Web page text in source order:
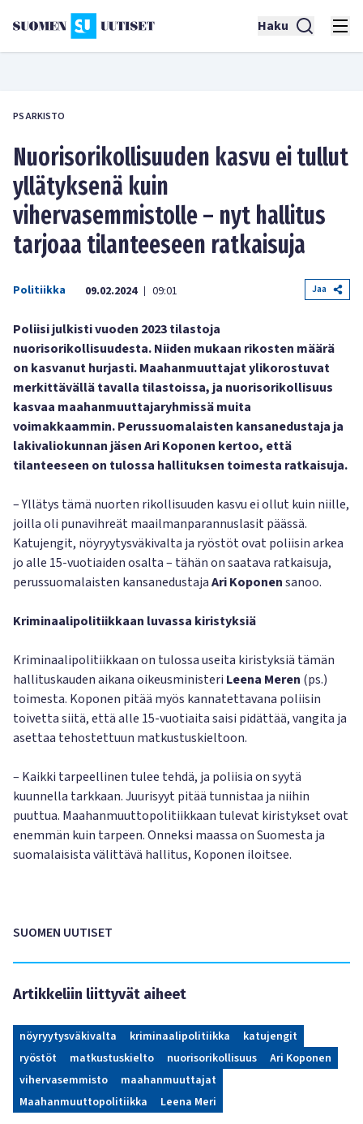
Haku
PS ARKISTO
Nuorisorikollisuuden kasvu ei tullut
yllätyksenä kuin
vihervasemmistolle – nyt hallitus
tarjoaa tilanteeseen ratkaisuja
Politiikka 09.02.2024 | 09:01 Jaa
Poliisi julkisti vuoden 2023 tilastoja
nuorisorikollisuudesta. Niiden mukaan rikosten määrä
on kasvanut hurjasti. Maahanmuuttajat ylikorostuvat
merkittävällä tavalla tilastoissa, ja nuorisorikollisuus
kasvaa maahanmuuttajaryhmissä muita
voimakkaammin. Perussuomalaisten kansanedustaja ja
lakivaliokunnan jäsen Ari Koponen kertoo, että
tilanteeseen on tulossa hallituksen toimesta ratkaisuja.
– Yllätys tämä nuorten rikollisuuden kasvu ei ollut kuin niille,
joilla oli punavihreät maailmanparannuslasit päässä.
Katujengit, nöyryytysväkivalta ja ryöstöt ovat poliisin arkea
jo alle 15-vuotiaiden osalta – tähän on saatava ratkaisuja,
perussuomalaisten kansanedustajaAri Koponensanoo.
Kriminaalipolitiikkaan luvassa kiristyksiä
Kriminaalipolitiikkaan on tulossa useita kiristyksiä tämän
hallituskauden aikana oikeusministeri Leena Meren (ps.)
toimesta. Koponen pitää myös kannatettavana poliisin
toivetta siitä, että alle 15-vuotiaita saisi pidättää, vangita ja
asettaa tehostettuun matkustuskieltoon.
– Kaikki tarpeellinen tulee tehdä, ja poliisia on syytä
kuunnella tarkkaan. Juurisyyt pitää tunnistaa ja niihin
puuttua. Maahanmuuttopolitiikkaan tulevat kiristykset ovat
enemmän kuin tarpeen. Onneksi maassa on Suomesta ja
suomalaisista välittävä hallitus, Koponen iloitsee.
SUOMEN UUTISET
Artikkeliin liittyvät aiheet
nöyryytysväkivalta kriminaalipolitiikka
katujengit
ryöstöt
matkustuskielto nuorisorikollisuus
Ari Koponen
vihervasemmisto
maahanmuuttajat
Maahanmuuttopolitiikka
Leena Meri